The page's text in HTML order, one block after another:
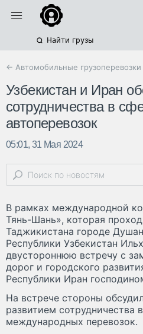
Найти грузы
← Автомобильные грузоперевозки
Узбекистан и Иран
сотрудничества в
автоперевозок
05:01, 31 Мая 2024
В рамках международной
Тянь-Шань», которая
Таджикистана городе
Республики Узбекистан
двустороннюю встречу с
дорог и городского
Республики Иран
На встрече стороны
развитием сотрудничества
международных перевозок.